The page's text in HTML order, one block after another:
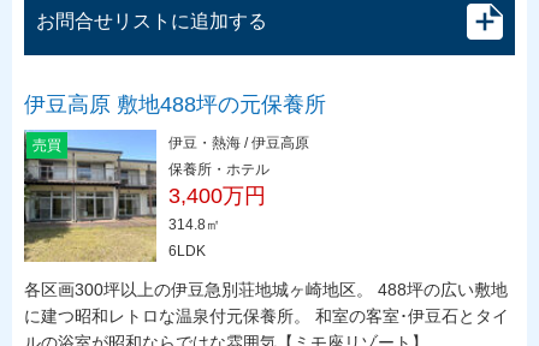
お問合せリストに追加する
伊豆高原 敷地488坪の元保養所
売買
伊豆・熱海 / 伊豆高原
保養所・ホテル
3,400万円
314.8㎡
6LDK
各区画300坪以上の伊豆急別荘地城ヶ崎地区。 488坪の広い敷地
に建つ昭和レトロな温泉付元保養所。 和室の客室･伊豆石とタイ